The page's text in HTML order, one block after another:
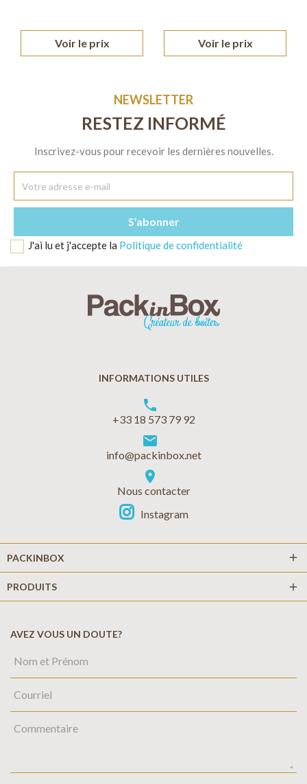
Voir le prix Voir le prix
NEWSLETTER
RESTEZ INFORMÉ
Inscrivez-vous pour recevoir les dernières nouvelles.
J'ai lu et j'accepte la Politique de confidentialité
INFORMATIONS UTILES
phone
+33 18 573 79 92
markunread
info@packinbox.net
location_on
Nous contacter
Instagram
PACKINBOX add
PRODUITS add
AVEZ VOUS UN DOUTE?